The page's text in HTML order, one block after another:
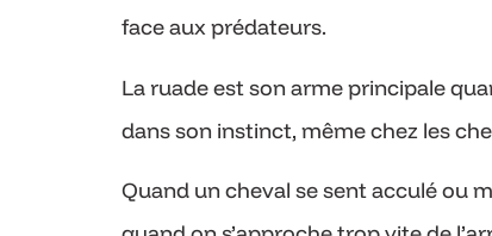
face aux prédateurs.
La ruade est son arme principale
dans son instinct, même chez les
Quand un cheval se sent acculé ou